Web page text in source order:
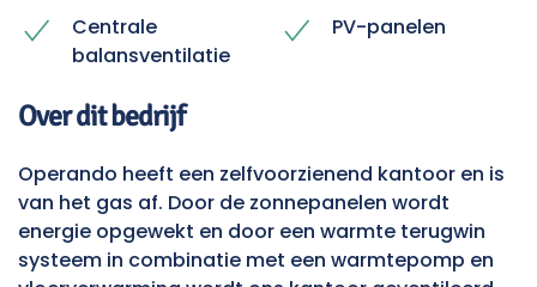
Centrale
balansventilatie
PV-panelen
Over dit bedrijf
Operando heeft een zelfvoorzienend kantoor en is
van het gas af. Door de zonnepanelen wordt
energie opgewekt en door een warmte terugwin
systeem in combinatie met een warmtepomp en